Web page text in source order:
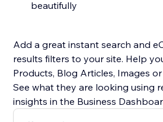
beautifully
Add a great instant search and
results filters to your site. Help
Products, Blog Articles, Images
See what they are looking using reports
insights in the Business